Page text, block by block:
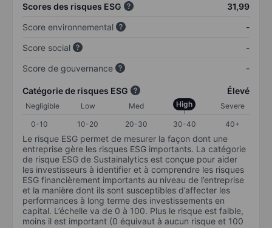
Scores des risques ESG
31,99
Score environnemental
-
Score social
-
Score de gouvernance
-
Catégorie de risques ESG Élevé
Negligible Low Med High
Severe
0-10
10-20 20-30 30-40 40+
Le risque ESG permet de mesurer la façon dont une
entreprise gère les risques ESG importants. La catégorie
de risque ESG de Sustainalytics est conçue pour aider
les investisseurs à identifier et à comprendre les risques
ESG financièrement importants au niveau de l’entreprise
et la manière dont ils sont susceptibles d’affecter les
performances à long terme des investissements en
capital. L’échelle va de 0 à 100. Plus le risque est faible,
moins il est important (0 équivaut à aucun risque et 100